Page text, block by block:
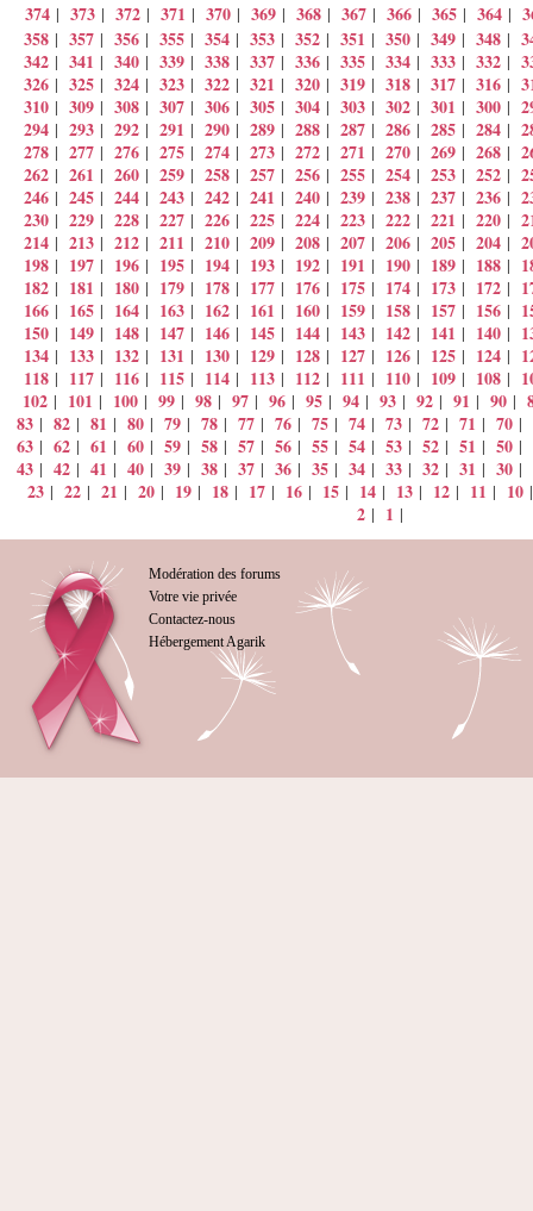
374 |373 |372 |371 |370 |369 |368 |367 |366 |365 |364 |
358 | 357 | 356 | 355 | 354 | 353 | 352 | 351 | 350 | 349 | 348 |
342 | 341 | 340 | 339 | 338 | 337 | 336 | 335 | 334 | 333 | 332 |
326 | 325 | 324 | 323 | 322 | 321 | 320 | 319 | 318 | 317 | 316 |
310 | 309 | 308 | 307 | 306 | 305 | 304 | 303 | 302 | 301 | 300 |
294 | 293 | 292 | 291 | 290 | 289 | 288 | 287 | 286 | 285 | 284 |
278 | 277 | 276 | 275 | 274 | 273 | 272 | 271 | 270 | 269 | 268 |
262 | 261 | 260 | 259 | 258 | 257 | 256 | 255 | 254 | 253 | 252 |
246 | 245 | 244 | 243 | 242 | 241 | 240 | 239 | 238 | 237 | 236 |
230 | 229 | 228 | 227 | 226 | 225 | 224 | 223 | 222 | 221 | 220 |
214 | 213 | 212 | 211 | 210 | 209 | 208 | 207 | 206 | 205 | 204 |
198 | 197 | 196 | 195 | 194 | 193 | 192 | 191 | 190 | 189 | 188 |
182 | 181 | 180 | 179 | 178 | 177 | 176 | 175 | 174 | 173 | 172 |
166 | 165 | 164 | 163 | 162 | 161 | 160 | 159 | 158 | 157 | 156 |
150 | 149 | 148 | 147 | 146 | 145 | 144 | 143 | 142 | 141 | 140 |
134 | 133 | 132 | 131 | 130 | 129 | 128 | 127 | 126 | 125 | 124 |
118 | 117 | 116 | 115 | 114 | 113 | 112 | 111 | 110 | 109 | 108 |
102 | 101 | 100 | 99 | 98 | 97 | 96 | 95 | 94 | 93 | 92 | 91 | 90 |
83 | 82 | 81 | 80 | 79 | 78 | 77 | 76 | 75 | 74 | 73 | 72 | 71 | 70 |
63 | 62 | 61 | 60 | 59 | 58 | 57 | 56 | 55 | 54 | 53 | 52 | 51 | 50 |
43 | 42 | 41 | 40 | 39 | 38 | 37 | 36 | 35 | 34 | 33 | 32 | 31 | 30 |
23 | 22 | 21 | 20 | 19 | 18 | 17 | 16 | 15 | 14 | 13 | 12 | 11 | 10
2 | 1 |
Modération des forums
Votre vie privée
Contactez-nous
Hébergement Agarik